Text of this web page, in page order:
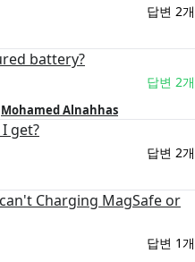
답변 2개
battery?
답변 2개
Mohamed Alnahhas
get?
답변 2개
Charging MagSafe or
답변 1개